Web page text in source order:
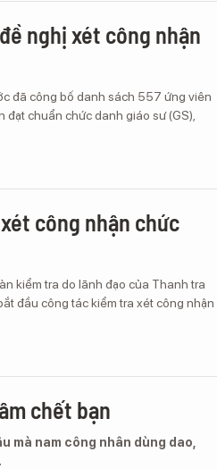
nghị xét công nhận
đã công bố danh sách 557 ứng viên
chuẩn chức danh giáo sư (GS),
công nhận chức
kiểm tra do lãnh đạo của Thanh tra
đầu công tác kiểm tra xét công nhận
chết bạn
mà nam công nhân dùng dao,